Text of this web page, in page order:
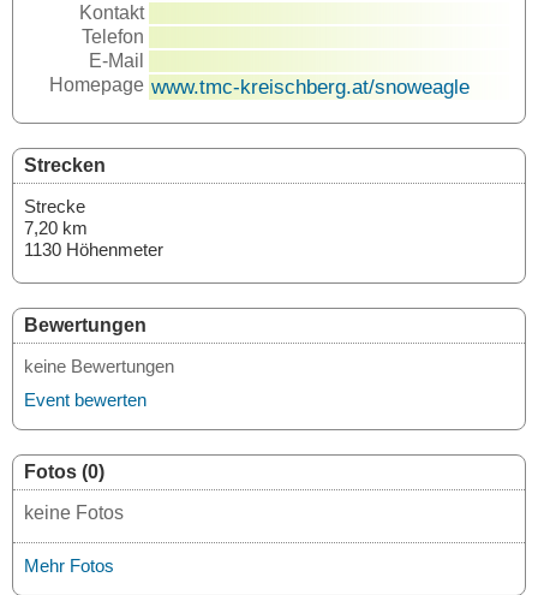
Kontakt
Telefon
E-Mail
Homepage www.tmc-kreischberg.at/snoweagle
Strecken
Strecke
7,20 km
1130 Höhenmeter
Bewertungen
keine Bewertungen
Event bewerten
Fotos (0)
keine Fotos
Mehr Fotos